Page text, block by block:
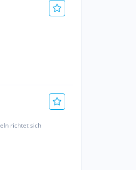
richtet sich